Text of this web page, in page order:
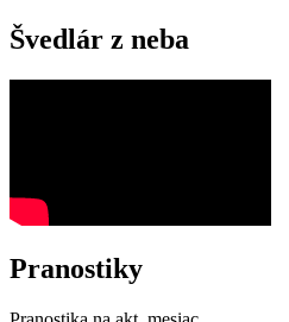
Švedlár z neba
Pranostiky